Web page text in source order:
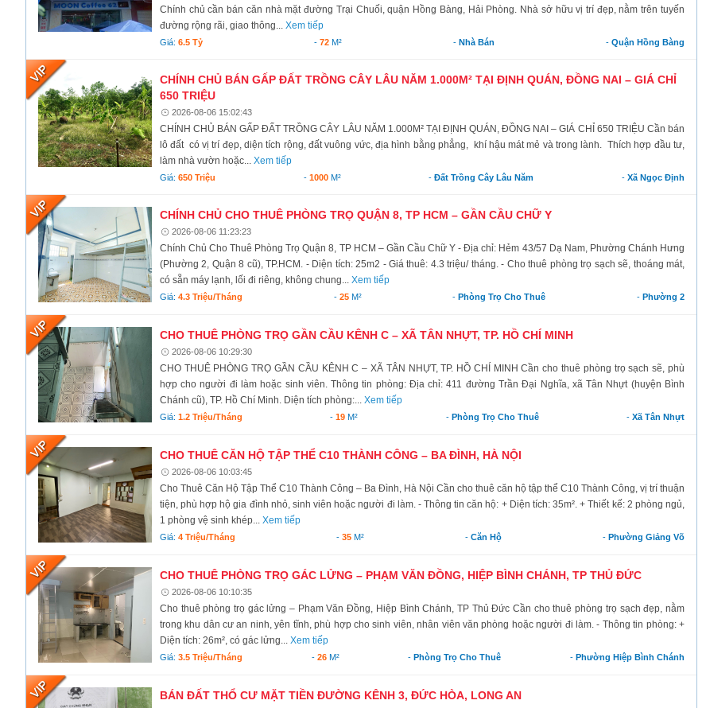
Chính chủ cần bán căn nhà mặt đường Trại Chuối, quận Hồng Bàng, Hải Phòng. Nhà sở hữu vị trí đẹp, nằm trên tuyến
đường rộng rãi, giao thông... Xem tiếp
Giá: 6.5 Tỷ - 72M² - Nhà Bán - Quận Hồng Bàng
CHÍNH CHỦ BÁN GẤP ĐẤT TRỒNG CÂY LÂU NĂM 1.000M² TẠI ĐỊNH QUÁN, ĐỒNG NAI – GIÁ CHỈ
650 TRIỆU
2026-08-06 15:02:43
CHÍNH CHỦ BÁN GẤP ĐẤT TRỒNG CÂY LÂU NĂM 1.000M² TẠI ĐỊNH QUÁN, ĐỒNG NAI – GIÁ CHỈ 650 TRIỆU Cần bán
lô đất có vị trí đẹp, diện tích rộng, đất vuông vức, địa hình bằng phẳng, khí hậu mát mẻ và trong lành. Thích hợp đầu tư,
làm nhà vườn hoặc... Xem tiếp
Giá: 650 Triệu - 1000M² -Đất Trồng Cây Lâu Năm - Xã Ngọc Định
CHÍNH CHỦ CHO THUÊ PHÒNG TRỌ QUẬN 8, TP HCM – GẦN CẦU CHỮ Y
2026-08-06 11:23:23
Chính Chủ Cho Thuê Phòng Trọ Quận 8, TP HCM – Gần Cầu Chữ Y - Địa chỉ: Hẻm 43/57 Dạ Nam, Phường Chánh Hưng
(Phường 2, Quận 8 cũ), TP.HCM. - Diện tích: 25m2 - Giá thuê: 4.3 triệu/ tháng. - Cho thuê phòng trọ sạch sẽ, thoáng mát,
có sẵn máy lạnh, lối đi riêng, không chung... Xem tiếp
Giá: 4.3 Triệu/tháng - 25M² -Phòng Trọ Cho Thuê - Phường 2
CHO THUÊ PHÒNG TRỌ GẦN CẦU KÊNH C – XÃ TÂN NHỰT, TP. HỒ CHÍ MINH
2026-08-06 10:29:30
CHO THUÊ PHÒNG TRỌ GẦN CẦU KÊNH C – XÃ TÂN NHỰT, TP. HỒ CHÍ MINH Cần cho thuê phòng trọ sạch sẽ, phù
hợp cho người đi làm hoặc sinh viên. Thông tin phòng: Địa chỉ: 411 đường Trần Đại Nghĩa, xã Tân Nhựt (huyện Bình
Chánh cũ), TP. Hồ Chí Minh. Diện tích phòng:... Xem tiếp
Giá: 1.2 Triệu/tháng -19 M² - Phòng Trọ Cho Thuê - Xã Tân Nhựt
CHO THUÊ CĂN HỘ TẬP THỂ C10 THÀNH CÔNG – BA ĐÌNH, HÀ NỘI
2026-08-06 10:03:45
Cho Thuê Căn Hộ Tập Thể C10 Thành Công – Ba Đình, Hà Nội Cần cho thuê căn hộ tập thể C10 Thành Công, vị trí thuận
tiện, phù hợp hộ gia đình nhỏ, sinh viên hoặc người đi làm. - Thông tin căn hộ: + Diện tích: 35m². + Thiết kế: 2 phòng ngủ,
1 phòng vệ sinh khép... Xem tiếp
Giá: 4 Triệu/tháng - 35M² - Căn Hộ - Phường Giảng Võ
CHO THUÊ PHÒNG TRỌ GÁC LỬNG – PHẠM VĂN ĐỒNG, HIỆP BÌNH CHÁNH, TP THỦ ĐỨC
2026-08-06 10:10:35
Cho thuê phòng trọ gác lửng – Phạm Văn Đồng, Hiệp Bình Chánh, TP Thủ Đức Cần cho thuê phòng trọ sạch đẹp, nằm
trong khu dân cư an ninh, yên tĩnh, phù hợp cho sinh viên, nhân viên văn phòng hoặc người đi làm. - Thông tin phòng: +
Diện tích: 26m², có gác lửng... Xem tiếp
Giá: 3.5 Triệu/tháng - 26M² -Phòng Trọ Cho Thuê - Phường Hiệp Bình Chánh
BÁN ĐẤT THỔ CƯ MẶT TIỀN ĐƯỜNG KÊNH 3, ĐỨC HÒA, LONG AN